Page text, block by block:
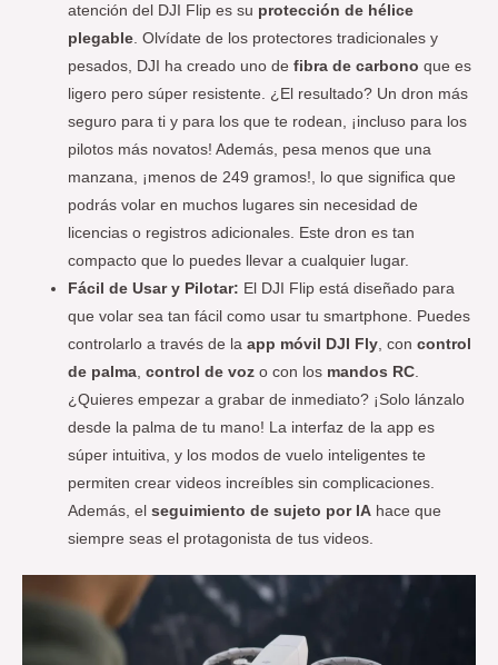
atención del DJI Flip es su protección de hélice
plegable . Olvídate de los protectores tradicionales y
pesados, DJI ha creado uno defibra de carbono que es
ligero pero súper resistente. ¿El resultado? Un dron más
seguro para ti y para los que te rodean, ¡incluso para los
pilotos más novatos! Además, pesa menos que una
manzana, ¡menos de 249 gramos!, lo que significa que
podrás volar en muchos lugares sin necesidad de
licencias o registros adicionales. Este dron es tan
compacto que lo puedes llevar a cualquier lugar.
Fácil de Usar y Pilotar: El DJI Flip está diseñado para
que volar sea tan fácil como usar tu smartphone. Puedes
controlarlo a través de laapp móvil DJI Fly , concontrol
de palma ,control de voz o con los mandos RC
¿Quieres empezar a grabar de inmediato? ¡Solo lánzalo
desde la palma de tu mano! La interfaz de la app es
súper intuitiva, y los modos de vuelo inteligentes te
permiten crear videos increíbles sin complicaciones.
Además, elseguimiento de sujeto por IA hace que
siempre seas el protagonista de tus videos.